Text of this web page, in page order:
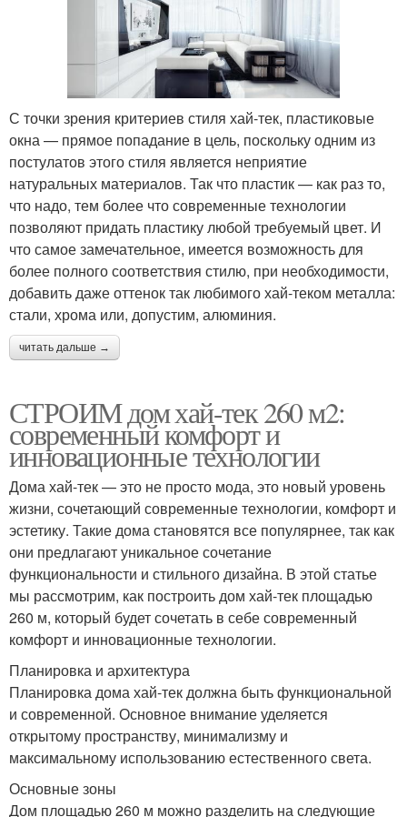
С точки зрения критериев стиля хай-тек, пластиковые
окна — прямое попадание в цель, поскольку одним из
постулатов этого стиля является неприятие
натуральных материалов. Так что пластик — как раз то,
что надо, тем более что современные технологии
позволяют придать пластику любой требуемый цвет. И
что самое замечательное, имеется возможность для
более полного соответствия стилю, при необходимости,
добавить даже оттенок так любимого хай-теком металла:
стали, хрома или, допустим, алюминия.
читать дальше →
СТРОИМ дом хай-тек 260 м2:
современный комфорт и
инновационные технологии
Дома хай-тек — это не просто мода, это новый уровень
жизни, сочетающий современные технологии, комфорт и
эстетику. Такие дома становятся все популярнее, так как
они предлагают уникальное сочетание
функциональности и стильного дизайна. В этой статье
мы рассмотрим, как построить дом хай-тек площадью
260 м, который будет сочетать в себе современный
комфорт и инновационные технологии.
Планировка и архитектура
Планировка дома хай-тек должна быть функциональной
и современной. Основное внимание уделяется
открытому пространству, минимализму и
максимальному использованию естественного света.
Основные зоны
Дом площадью 260 м можно разделить на следующие